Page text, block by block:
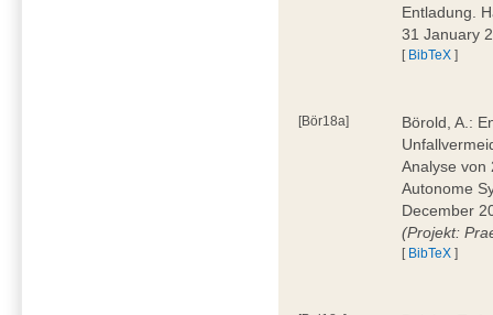
Entladung.
31 January
[ BibTeX ]
[Bör18a]
Börold, A.:
Analyse von
Autonome
December
(Projekt:
[ BibTeX ]